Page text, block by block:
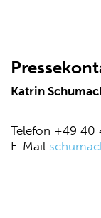
Katrin
Telefon +49 40
E-Mail